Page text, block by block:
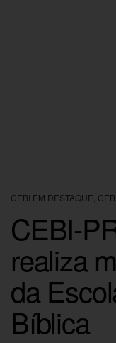
CEBI EM DESTAQUE
CEBI-
realiza
da
Bíblica